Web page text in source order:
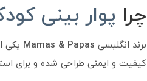
چرا پوار بینی
برند انگلیسی Mamas & Papas یکی
کیفیت و ایمنی طراحی شده و برای